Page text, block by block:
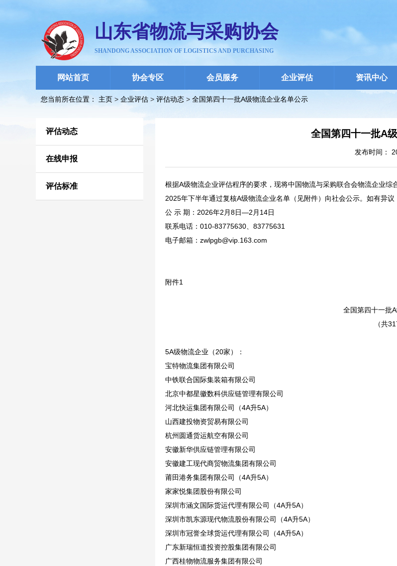
山东省物流与采购协会
SHANDONG ASSOCIATION OF LOGISTICS AND PURCHASING
网站首页 协会专区 会员服务 企业评估 资讯中心
您当前所在位置： 主页 > 企业评估 > 评估动态 > 全国第四十一批A级物流企业名单公示
评估动态
在线申报
评估标准
全国第四十一批A
发布时间：
根据A级物流企业评估程序的要求，现将中国物流与采购联合会物流企业
2025年下半年通过复核A级物流企业名单（见附件）向社会公示。如有异议
公 示 期：2026年2月8日—2月14日
联系电话：010-83775630、83775631
电子邮箱：zwlpgb@vip.163.com
附件1
全国第四十一批
（共
5A级物流企业（20家）：
宝特物流集团有限公司
中铁联合国际集装箱有限公司
北京中都星徽数科供应链管理有限公司
河北快运集团有限公司（4A升5A）
山西建投物资贸易有限公司
杭州圆通货运航空有限公司
安徽新华供应链管理有限公司
安徽建工现代商贸物流集团有限公司
莆田港务集团有限公司（4A升5A）
家家悦集团股份有限公司
深圳市涵文国际货运代理有限公司（4A升5A）
深圳市凯东源现代物流股份有限公司（4A升5A）
深圳市冠誉全球货运代理有限公司（4A升5A）
广东新瑞恒道投资控股集团有限公司
广西桂物物流服务集团有限公司